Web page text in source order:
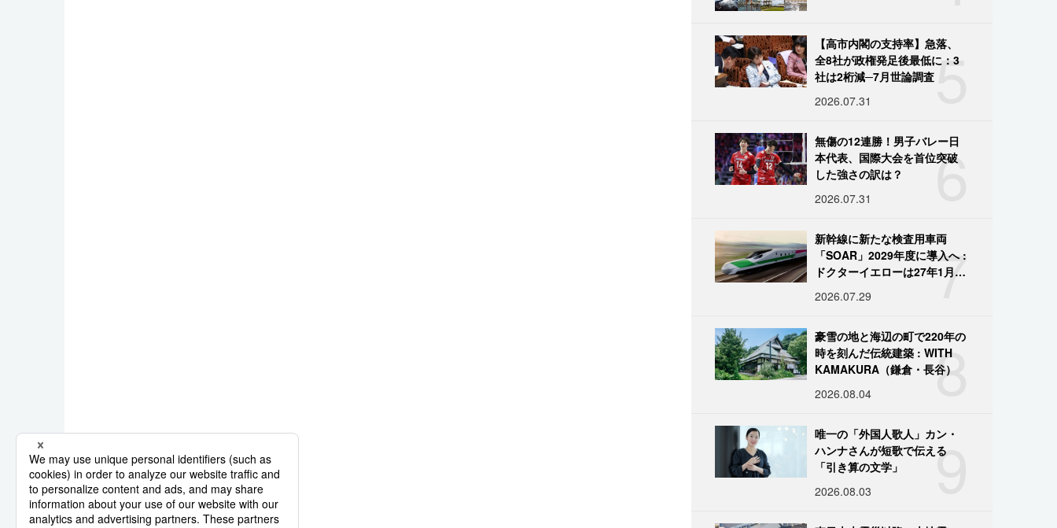
5
【高市内閣の支持率】急落、
全8社が政権発足後最低に：3
社は2桁減─7月世論調査
2026.07.31
6
無傷の12連勝！男子バレー日
本代表、国際大会を首位突破
した強さの訳は？
2026.07.31
7
新幹線に新たな検査用車両
「SOAR」2029年度に導入へ :
ドクターイエローは27年1月に
2026.07.29
8
豪雪の地と海辺の町で220年の
時を刻んだ伝統建築 : WITH
KAMAKURA（鎌倉・長谷）
2026.08.04
9
唯一の「外国人歌人」カン・
ハンナさんが短歌で伝える
「引き算の文学」
2026.08.03